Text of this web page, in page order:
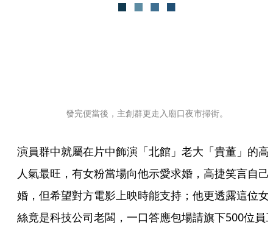
發完便當後，主創群更走入廟口夜市掃街。
演員群中就屬在片中飾演「北館」老大「貴董」的高
人氣最旺，有女粉當場向他示愛求婚，高捷笑言自己
婚，但希望對方電影上映時能支持；他更透露這位女
絲竟是科技公司老闆，一口答應包場請旗下500位員